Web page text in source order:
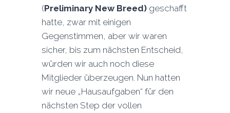
(Preliminary New Breed) geschafft
hatte, zwar mit einigen
Gegenstimmen, aber wir waren
sicher, bis zum nächsten Entscheid,
würden wir auch noch diese
Mitglieder überzeugen. Nun hatten
wir neue „Hausaufgaben“ für den
nächsten Step der vollen